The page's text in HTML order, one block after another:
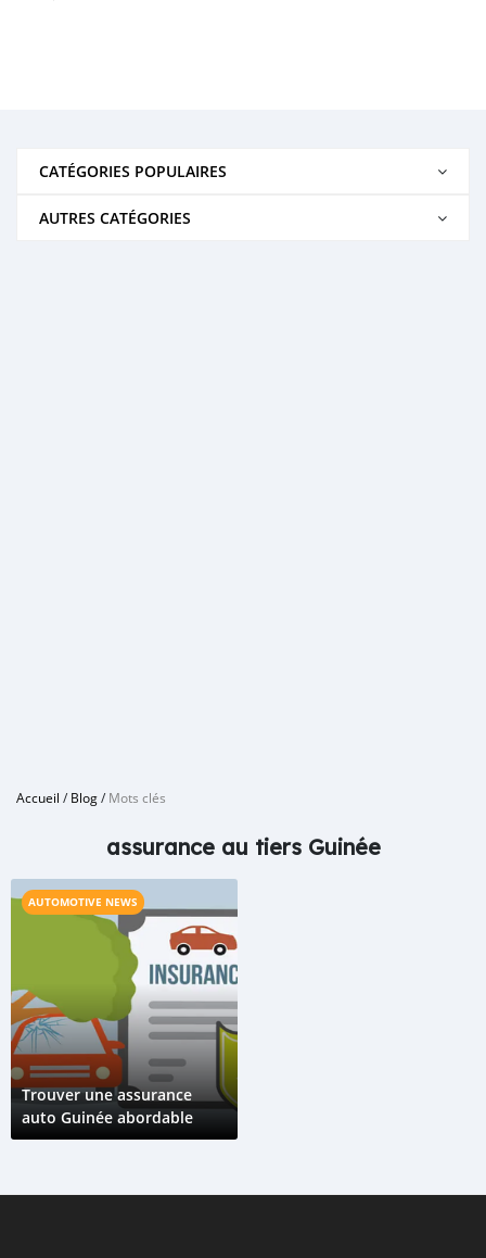
CATÉGORIES POPULAIRES
AUTRES CATÉGORIES
Accueil /Blog/Mots clés
assurance au tiers Guinée
AUTOMOTIVE NEWS
Trouver une assurance
auto Guinée abordable